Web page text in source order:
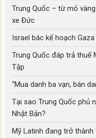
Trung Quốc – từ mỏ
xe Đức
Israel bác kế hoạch
Trung Quốc đáp trả thuế
Tập
“Mua danh ba vạn, bán
Tại sao Trung Quốc phủ
Nhật Bản?
Mỹ Latinh đang trở thành